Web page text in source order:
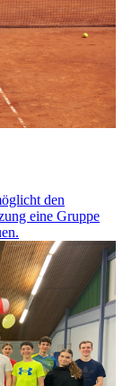
den
eine Gruppe